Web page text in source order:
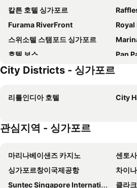
칼튼 호텔 싱가포르
Furama RiverFront
Royal
스위소텔 스탬포드 싱가포르
호텔 보스
Pan
Fairmont Singapore
JEN Singapore Orchardgateway by Shangri-La
요크
V 호텔 벤쿨린
도세트 싱가포르
빌리지
Hotel Mi Bencoolen
이비스
City Districts - 싱가포르
리틀인디아 호텔 City
관심지역 - 싱가포르
마리나베이샌즈 카지노
센토사
싱가포르창이국제공항
차이
Suntec Singapore International Convention & Exhibition Centre
클라